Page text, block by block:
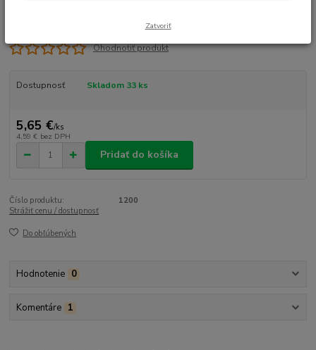
Ohodnotiť produkt
Dostupnosť Skladom 33 ks
5,65 €/ks
4,59 € bez DPH
Pridať do košíka
Číslo produktu:
1200
Strážiť cenu / dostupnosť
Do obľúbených
Hodnotenie 0
Komentáre 1
Zatvoriť